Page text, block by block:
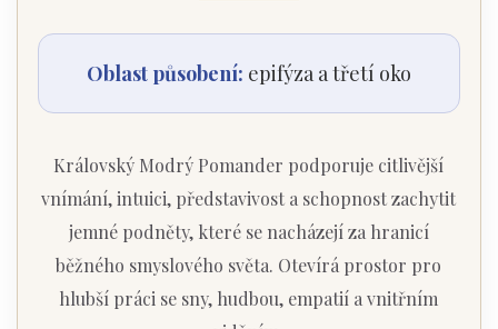
Oblast působení: epifýza a třetí oko
Královský Modrý Pomander podporuje citlivější
vnímání, intuici, představivost a schopnost zachytit
jemné podněty, které se nacházejí za hranicí
běžného smyslového světa. Otevírá prostor pro
hlubší práci se sny, hudbou, empatií a vnitřním